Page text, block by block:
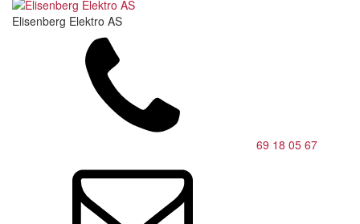
Elisenberg Elektro AS
69 18 05 67